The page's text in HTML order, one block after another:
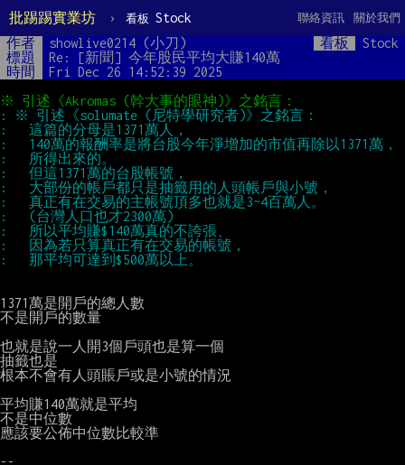
批踢踢實業坊 › 看板 Stock 關於我們
聯絡資訊
作者 showlive0214 (小刀) 看板
Stock
標題
Re: [新聞] 今年股民平均大賺140萬
時間
Fri Dec 26 14:52:39 2025
1371萬是開戶的總人數
不是開戶的數量
也就是說一人開3個戶頭也是算一個
抽籤也是
根本不會有人頭賬戶或是小號的情況
平均賺140萬就是平均
不是中位數
應該要公佈中位數比較準